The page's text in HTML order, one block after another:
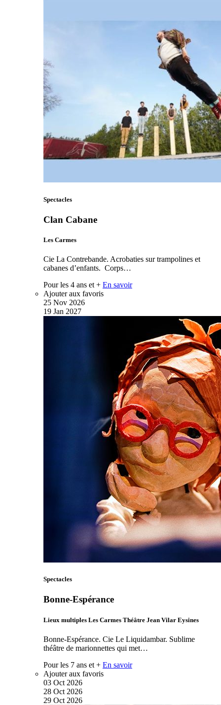
Spectacles
Clan Cabane
Les Carmes
Cie La Contrebande. Acrobaties sur trampolines et
cabanes d’enfants. Corps…
Pour les 4 ans et + En savoir
Ajouter aux favoris
25 Nov 2026
19 Jan 2027
Spectacles
Bonne-Espérance
Lieux multiples Les Carmes Théâtre Jean Vilar Eysines
Bonne-Espérance. Cie Le Liquidambar. Sublime
théâtre de marionnettes qui met…
Pour les 7 ans et + En savoir
Ajouter aux favoris
03 Oct 2026
28 Oct 2026
29 Oct 2026